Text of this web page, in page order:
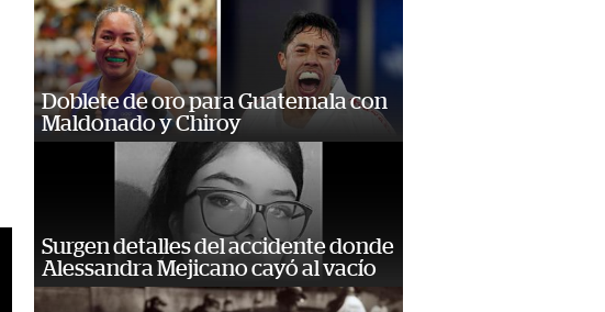
Doblete de oro para Guatemala con
Maldonado y Chiroy
Surgen detalles del accidente donde
Alessandra Mejicano cayó al vacío